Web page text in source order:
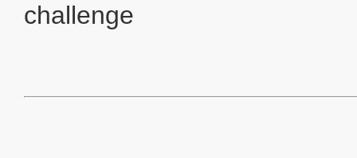
challenge